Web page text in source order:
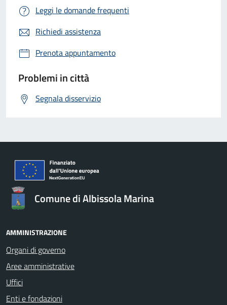
Leggi le domande frequenti
Richiedi assistenza
Prenota appuntamento
Problemi in città
Segnala disservizio
Comune di Albissola Marina
AMMINISTRAZIONE
Organi di governo
Aree amministrative
Uffici
Enti e fondazioni